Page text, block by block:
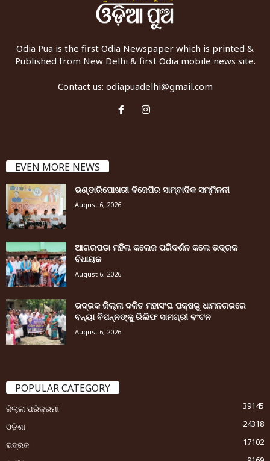
Odia Pua is the first Odia Newspaper which is printed &
Published from New Delhi & first Odia mobile news site.
Contact us: odiapuadelhi@gmail.com
EVEN MORE NEWS
ଭଣ୍ଡାରିପୋଖରୀ ବିଜେପିର ସାମ୍ବାଦିକ ସମ୍ମିଳନୀ
August 6, 2026
ଆଗରପଡା ମହିଳା କଲେଜ ପରିଦର୍ଶନ କଲେ ଭଦ୍ରକ
ବିଧାୟକ
August 6, 2026
ଭଦ୍ରକ ଜିଲ୍ଲା ଦଳିତ ମହାସଂଘ ପକ୍ଷରୁ ଧାମନଗରରେ
ବନ୍ୟା ବିପନ୍ନଙ୍କୁ ରିଲିଫ ସାମଗ୍ରୀ ବଂଟନ
August 6, 2026
POPULAR CATEGORY
ଜିଲ୍ଲା ପରିକ୍ରମା
39145
ଓଡ଼ିଶା
24318
ଭଦ୍ରକ
17102